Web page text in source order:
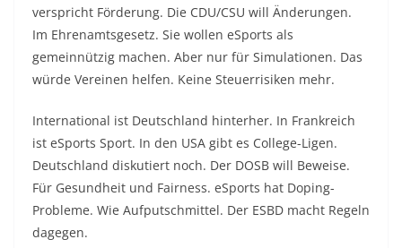
verspricht Förderung. Die CDU/CSU will Änderungen.
Im Ehrenamtsgesetz. Sie wollen eSports als
gemeinnützig machen. Aber nur für Simulationen. Das
würde Vereinen helfen. Keine Steuerrisiken mehr.
International ist Deutschland hinterher. In Frankreich
ist eSports Sport. In den USA gibt es College-Ligen.
Deutschland diskutiert noch. Der DOSB will Beweise.
Für Gesundheit und Fairness. eSports hat Doping-
Probleme. Wie Aufputschmittel. Der ESBD macht Regeln
dagegen.